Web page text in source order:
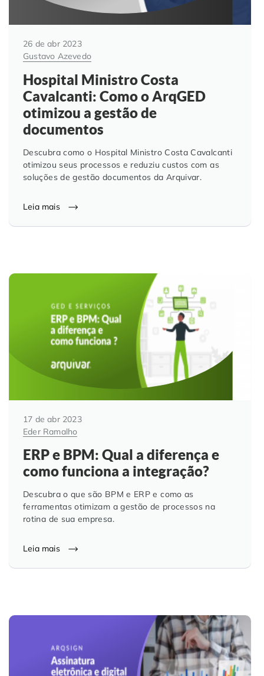
26 de abr 2023
Gustavo Azevedo
Hospital Ministro Costa
Cavalcanti: Como o ArqGED
otimizou a gestão de
documentos
Descubra como o Hospital Ministro Costa Cavalcanti
otimizou seus processos e reduziu custos com as
soluções de gestão documentos da Arquivar.
Leia mais
17 de abr 2023
Eder Ramalho
ERP e BPM: Qual a diferença e
como funciona a integração?
Descubra o que são BPM e ERP e como as
ferramentas otimizam a gestão de processos na
rotina de sua empresa.
Leia mais